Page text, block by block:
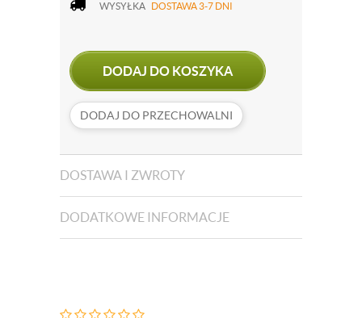
WYSYŁKA DOSTAWA 3-7 DNI
DODAJ DO KOSZYKA
DODAJ DO PRZECHOWALNI
DOSTAWA I ZWROTY
DODATKOWE INFORMACJE